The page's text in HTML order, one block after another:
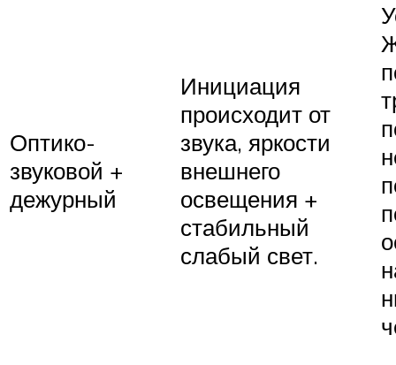
Оптико-
звуковой +
дежурный
Инициация
происходит от
звука, яркости
внешнего
освещения +
стабильный
слабый свет.